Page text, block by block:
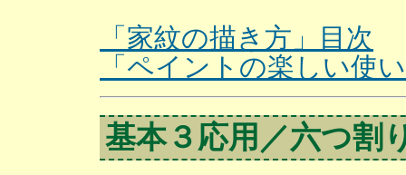
「家紋の描き方」目次
「ペイントの楽しい使
基本３応用／六つ割